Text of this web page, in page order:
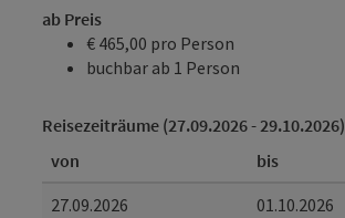
ab Preis
€ 465,00 pro Person
buchbar ab 1 Person
Reisezeiträume (27.09.2026 - 29.10.2026)
von
bis
27.09.2026
01.10.2026